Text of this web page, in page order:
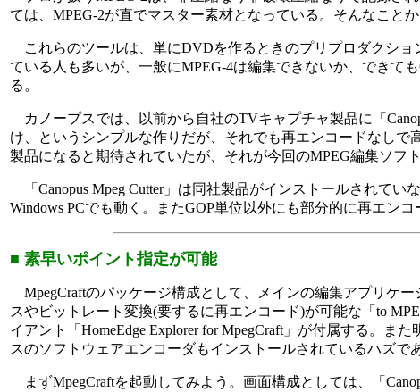
ては、MPEG-2が直でマスター素材となっている。そんなこと
これらのツールは、単にDVDを作るときのプリプロダクショ
ている人も多いが、一般にMPEG-4は編集できないか、できて
る。
カノープスでは、以前から自社のTVキャプチャ製品に「
け、というシンプルな作りだが、それでも再エンコードなし
製品になると期待されていたが、それが今回のMPEG編集ソフト
「Canopus Mpeg Cutter」は同社製品がインストールされて
Windows PCでも動く。またGOP単位以外にも部分的に再エン
■ 素早いポイント指定が可能
MpegCraftのパッケージ構成として、メインの編集アプリケ
スやビットレート変換(要するに再エンコード)が可能な「to
イアント「HomeEdge Explorer for MpegCraft」が付属する。ま
スのソフトウェアエンコーダもインストールされているハズで
まずMpegCraftを起動してみよう。画面構成としては、「